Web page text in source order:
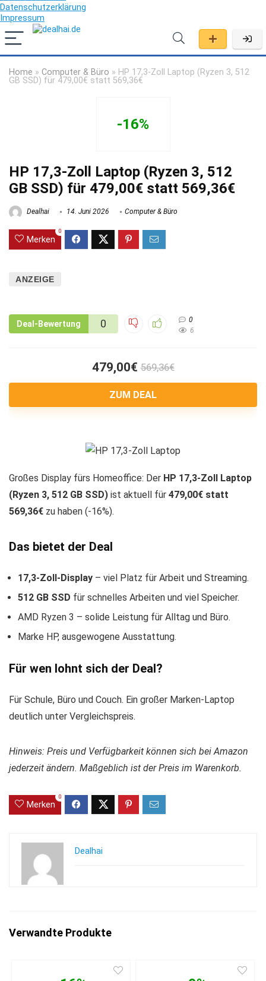
Datenschutzerklärung
Impressum
Home » Computer & Büro » HP 17,3-Zoll Laptop (Ryzen 3, 512
GB SSD) für 479,00€ statt 569,36€
-16%
HP 17,3-Zoll Laptop (Ryzen 3, 512
GB SSD) für 479,00€ statt 569,36€
Dealhai 14. Juni 2026 Computer & Büro
Merken
0
ANZEIGE
Deal-Bewertung 0
0
6
479,00€ 569,36€
ZUM DEAL
Großes Display fürs Homeoffice: Der HP 17,3-Zoll Laptop
(Ryzen 3, 512 GB SSD) ist aktuell für 479,00€ statt
569,36€ zu haben (-16%).
Das bietet der Deal
17,3-Zoll-Display – viel Platz für Arbeit und Streaming.
512 GB SSD für schnelles Arbeiten und viel Speicher.
AMD Ryzen 3 – solide Leistung für Alltag und Büro.
Marke HP, ausgewogene Ausstattung.
Für wen lohnt sich der Deal?
Für Schule, Büro und Couch. Ein großer Marken-Laptop
deutlich unter Vergleichspreis.
Hinweis: Preis und Verfügbarkeit können sich bei Amazon
jederzeit ändern. Maßgeblich ist der Preis im Warenkorb.
Merken
0
Dealhai
Verwandte Produkte